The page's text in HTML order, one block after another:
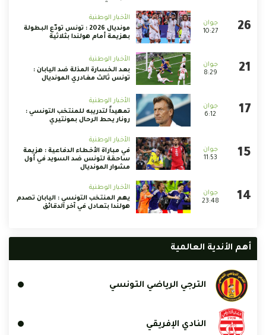
10:27
الأخبار الوطنية
مونديال 2026 : تونس تودّع البطولة
بهزيمة أمام هولندا بثلاثية
8:29
الأخبار الوطنية
بعد الخسارة المذلة ضد اليابان :
تونس ثالث مغادري المونديال
6:12
الأخبار الوطنية
تمهيداً لتدريبه للمنتخب التونسي :
رونار يحط الرحال بمونتيري
11:53
الأخبار الوطنية
في مباراة الأخطاء الدفاعية : هزيمة
ساحقة لتونس ضد السويد في أول
مشوار المونديال
23:48
الأخبار الوطنية
يهم المنتخب التونسي : اليابان تصدم
هولندا بتعادل في آخر الدقائق
أهم الأندية العالمية
الترجي الرياضي التونسي
النادي الإفريقي